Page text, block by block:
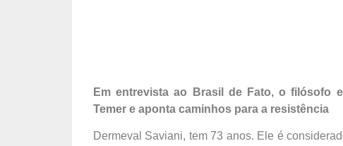
Em entrevista ao Brasil de Fato, o filósofo
Temer e aponta caminhos para a resistência
Dermeval Saviani, tem 73 anos. Ele é